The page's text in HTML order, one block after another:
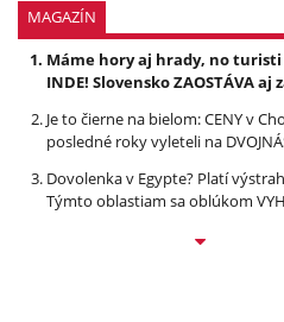
MAGAZÍN
Máme hory aj hrady, no
INDE! Slovensko ZAOSTÁVA aj
Je to čierne na bielom: CENY v
posledné roky vyleteli na
Dovolenka v Egypte? Platí
Týmto oblastiam sa oblúkom